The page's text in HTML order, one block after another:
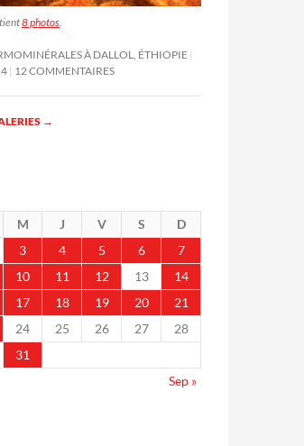
8 photos
À DALLOL, ÉTHIOPIE
12 COMMENTAIRES
→
M J V S
D
3 4 5 6
7
10 11 12 13
14
17 18 19 20
21
24 25 26 27
28
31
Sep »